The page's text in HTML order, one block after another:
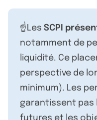
☝️Les SCPI
notamment de
liquidité. Ce
perspective de
minimum). Les
garantissent pas
futures et les